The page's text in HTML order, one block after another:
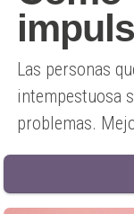
Las personas
intempestuosa
problemas.